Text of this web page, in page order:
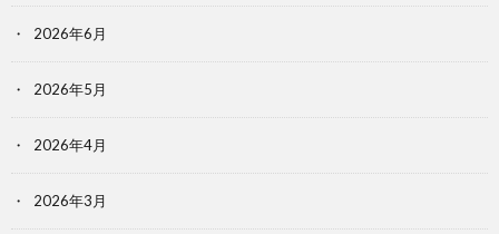
2026年6月
2026年5月
2026年4月
2026年3月